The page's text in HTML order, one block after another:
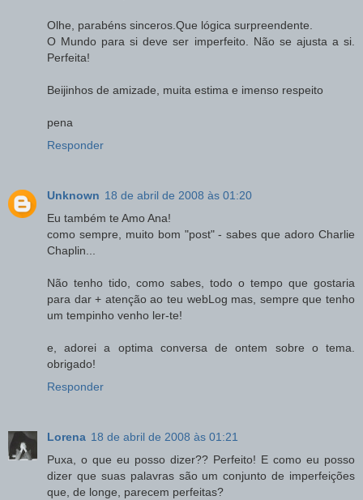
Olhe, parabéns sinceros.Que lógica surpreendente.
O Mundo para si deve ser imperfeito. Não se ajusta a si.
Perfeita!
Beijinhos de amizade, muita estima e imenso respeito
pena
Responder
Unknown 18 de abril de 2008 às 01:20
Eu também te Amo Ana!
como sempre, muito bom "post" - sabes que adoro Charlie
Chaplin...
Não tenho tido, como sabes, todo o tempo que gostaria
para dar + atenção ao teu webLog mas, sempre que tenho
um tempinho venho ler-te!
e, adorei a optima conversa de ontem sobre o tema.
obrigado!
Responder
Lorena 18 de abril de 2008 às 01:21
Puxa, o que eu posso dizer?? Perfeito! E como eu posso
dizer que suas palavras são um conjunto de imperfeições
que, de longe, parecem perfeitas?